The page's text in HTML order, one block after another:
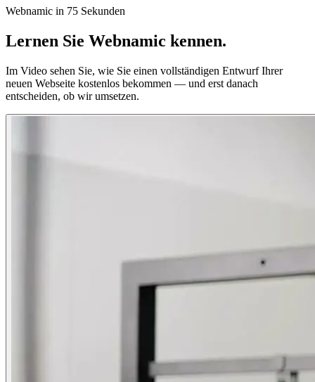
Webnamic in 75 Sekunden
Lernen Sie Webnamic kennen.
Im Video sehen Sie, wie Sie einen vollständigen Entwurf Ihrer
neuen Webseite kostenlos bekommen — und erst danach
entscheiden, ob wir umsetzen.